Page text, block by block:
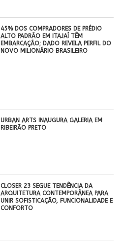
45% DOS COMPRADORES DE PRÉDIO
ALTO PADRÃO EM ITAJAÍ TÊM
EMBARCAÇÃO; DADO REVELA PERFIL DO
NOVO MILIONÁRIO BRASILEIRO
​URBAN ARTS INAUGURA GALERIA EM
RIBEIRÃO PRETO
CLOSER 23 SEGUE TENDÊNCIA DA
ARQUITETURA CONTEMPORÂNEA PARA
UNIR SOFISTICAÇÃO, FUNCIONALIDADE E
CONFORTO